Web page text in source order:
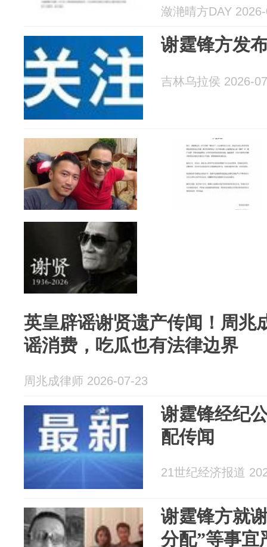
潋滟晴方DAY
谢霆锋方发
吉林乌拉侯 2026-
英皇辟谣谢贤遗产传闻！周兆
谣消费，吃瓜也有法律边界
周兆成律师 2026-07-23
谢霆锋经纪
配传闻
21世纪经济报道
谢霆锋方就
分配”等事宜